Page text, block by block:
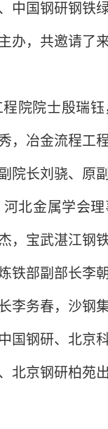
中国钢研钢铁
办，共邀请了
院院士殷瑞
，冶金流程工
院长刘骁、原
北金属学会
，宝武湛江钢
铁部副部长李
李务春，沙钢
国钢研、北京
北京钢研柏苑